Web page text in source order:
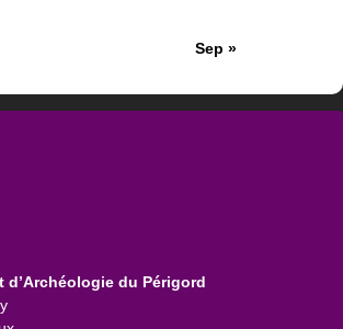
Sep »
d’Archéologie du Périgord